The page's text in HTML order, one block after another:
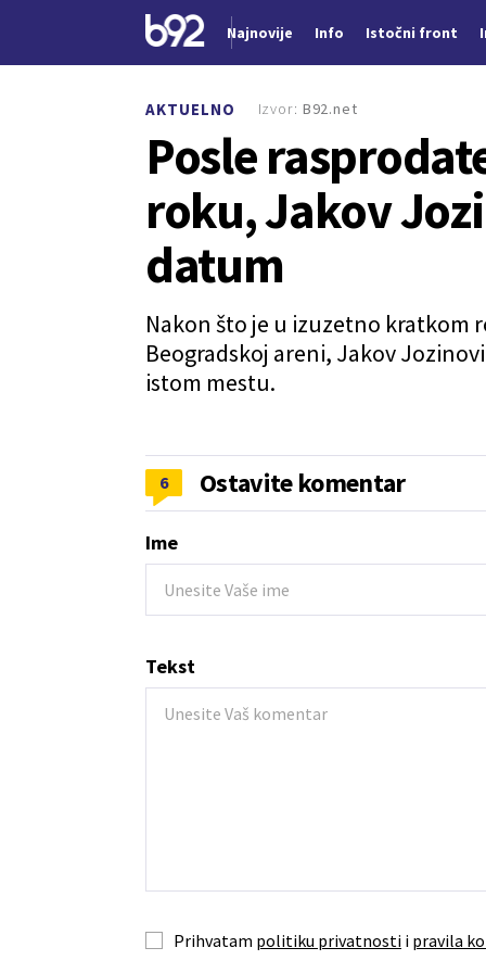
Najnovije Info Istočni front
AKTUELNO
Posle
roku, Jakov
datum
Nakon što je u izuzetno kratkom
Beogradskoj areni, Jakov
istom mestu.
Izvor: B92.net
6 Ostavite komentar
Ime
Tekst
Prihvatam politiku privatnosti i pravila